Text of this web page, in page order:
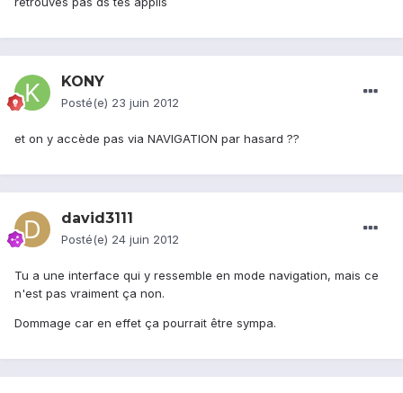
KONY
Posté(e) 23 juin 2012
et on y accède pas via NAVIGATION par hasard ??
david3111
Posté(e) 24 juin 2012
Tu a une interface qui y ressemble en mode navigation, mais ce
n'est pas vraiment ça non.
Dommage car en effet ça pourrait être sympa.